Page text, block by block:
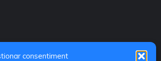
consentiment